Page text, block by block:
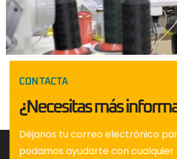
CONTACTA
¿Necesitas más
Déjanos tu correo electrónico
podamos ayudarte con cualquier